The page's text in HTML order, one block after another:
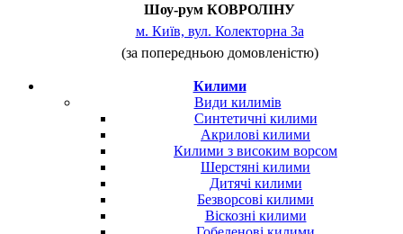
Шоу-рум КОВРОЛІНУ
м. Київ, вул. Колекторна 3а
(за попередньою домовленістю)
Килими
Види килимів
Синтетичні килими
Акрилові килими
Килими з високим ворсом
Шерстяні килими
Дитячі килими
Безворсові килими
Віскозні килими